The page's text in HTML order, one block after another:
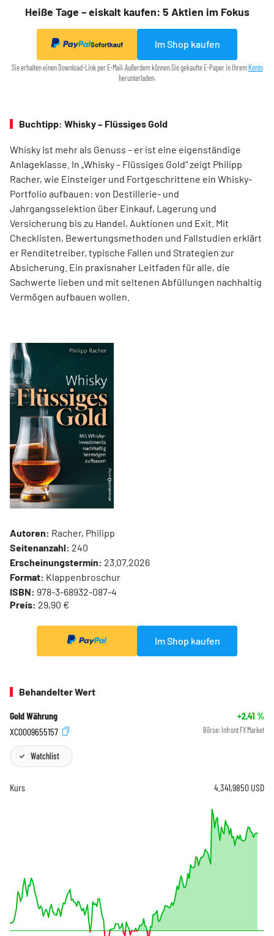
Heiße Tage – eiskalt kaufen: 5 Aktien im Fokus
Sofortkauf Im Shop kaufen
Sie erhalten einen Download-Link per E-Mail. Außerdem können Sie gekaufte E-Paper in IhremKonto
herunterladen.
Buchtipp: Whisky – Flüssiges Gold
Whisky ist mehr als Genuss – er ist eine eigenständige
Anlageklasse. In „Whisky – Flüssiges Gold“ zeigt Philipp
Racher, wie Einsteiger und Fortgeschrittene ein Whisky-
Portfolio aufbauen: von Destillerie- und
Jahrgangsselektion über Einkauf, Lagerung und
Versicherung bis zu Handel, Auktionen und Exit. Mit
Checklisten, Bewertungsmethoden und Fallstudien erklärt
er Renditetreiber, typische Fallen und Strategien zur
Absicherung. Ein praxisnaher Leitfaden für alle, die
Sachwerte lieben und mit seltenen Abfüllungen nachhaltig
Vermögen aufbauen wollen.
Autoren: Racher, Philipp
Seitenanzahl: 240
Erscheinungstermin: 23.07.2026
Format: Klappenbroschur
ISBN: 978-3-68932-087-4
Preis: 29,90 €
Im Shop kaufen
Behandelter Wert
Gold Währung +2,41 %
XC0009655157
Börse: Infront FX Market
Watchlist
Kurs 4.341,9850 USD